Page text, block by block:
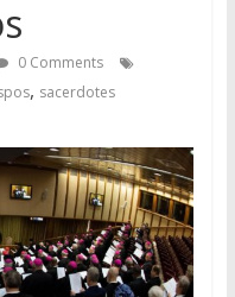
0 Comments
, sacerdotes